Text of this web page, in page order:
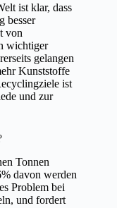
ist klar, dass
besser
von
wichtiger
gelangen
Kunststoffe
ist
und zur
Tonnen
davon werden
Problem bei
und fordert